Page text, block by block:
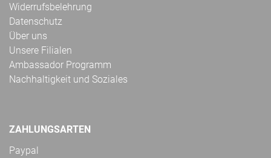
Widerrufsbelehrung
Datenschutz
Über uns
Unsere Filialen
Ambassador Programm
Nachhaltigkeit und Soziales
ZAHLUNGSARTEN
Paypal